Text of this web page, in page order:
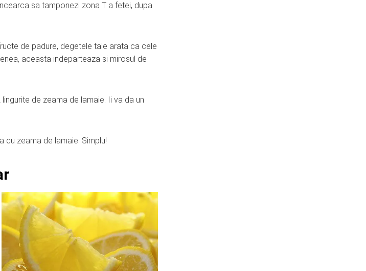
sa tamponezi zona T a fetei, dupa
de padure, degetele tale arata ca cele
aceasta indeparteaza si mirosul de
de zeama de lamaie. Ii va da un
cu zeama de lamaie. Simplu!